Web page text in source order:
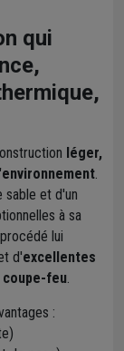
qui
léger,
.
sable et d'un
à sa
lui
d'excellentes
feu.
: